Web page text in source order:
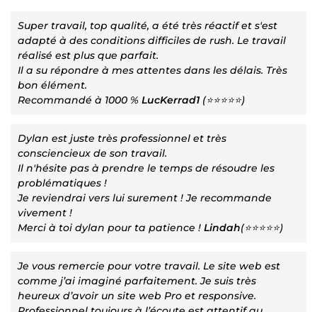
Super travail, top qualité, a été très réactif et s'est
adapté à des conditions difficiles de rush. Le travail
réalisé est plus que parfait.
Il a su répondre à mes attentes dans les délais. Très
bon élément.
Recommandé à 1000 % LucKerrad1(⭐⭐⭐⭐⭐)
Dylan est juste très professionnel et très
consciencieux de son travail.
Il n'hésite pas à prendre le temps de résoudre les
problématiques !
Je reviendrai vers lui surement ! Je recommande
vivement !
Merci à toi dylan pour ta patience ! Lindah(⭐⭐⭐⭐⭐)
Je vous remercie pour votre travail. Le site web est
comme j’ai imaginé parfaitement. Je suis très
heureux d’avoir un site web Pro et responsive.